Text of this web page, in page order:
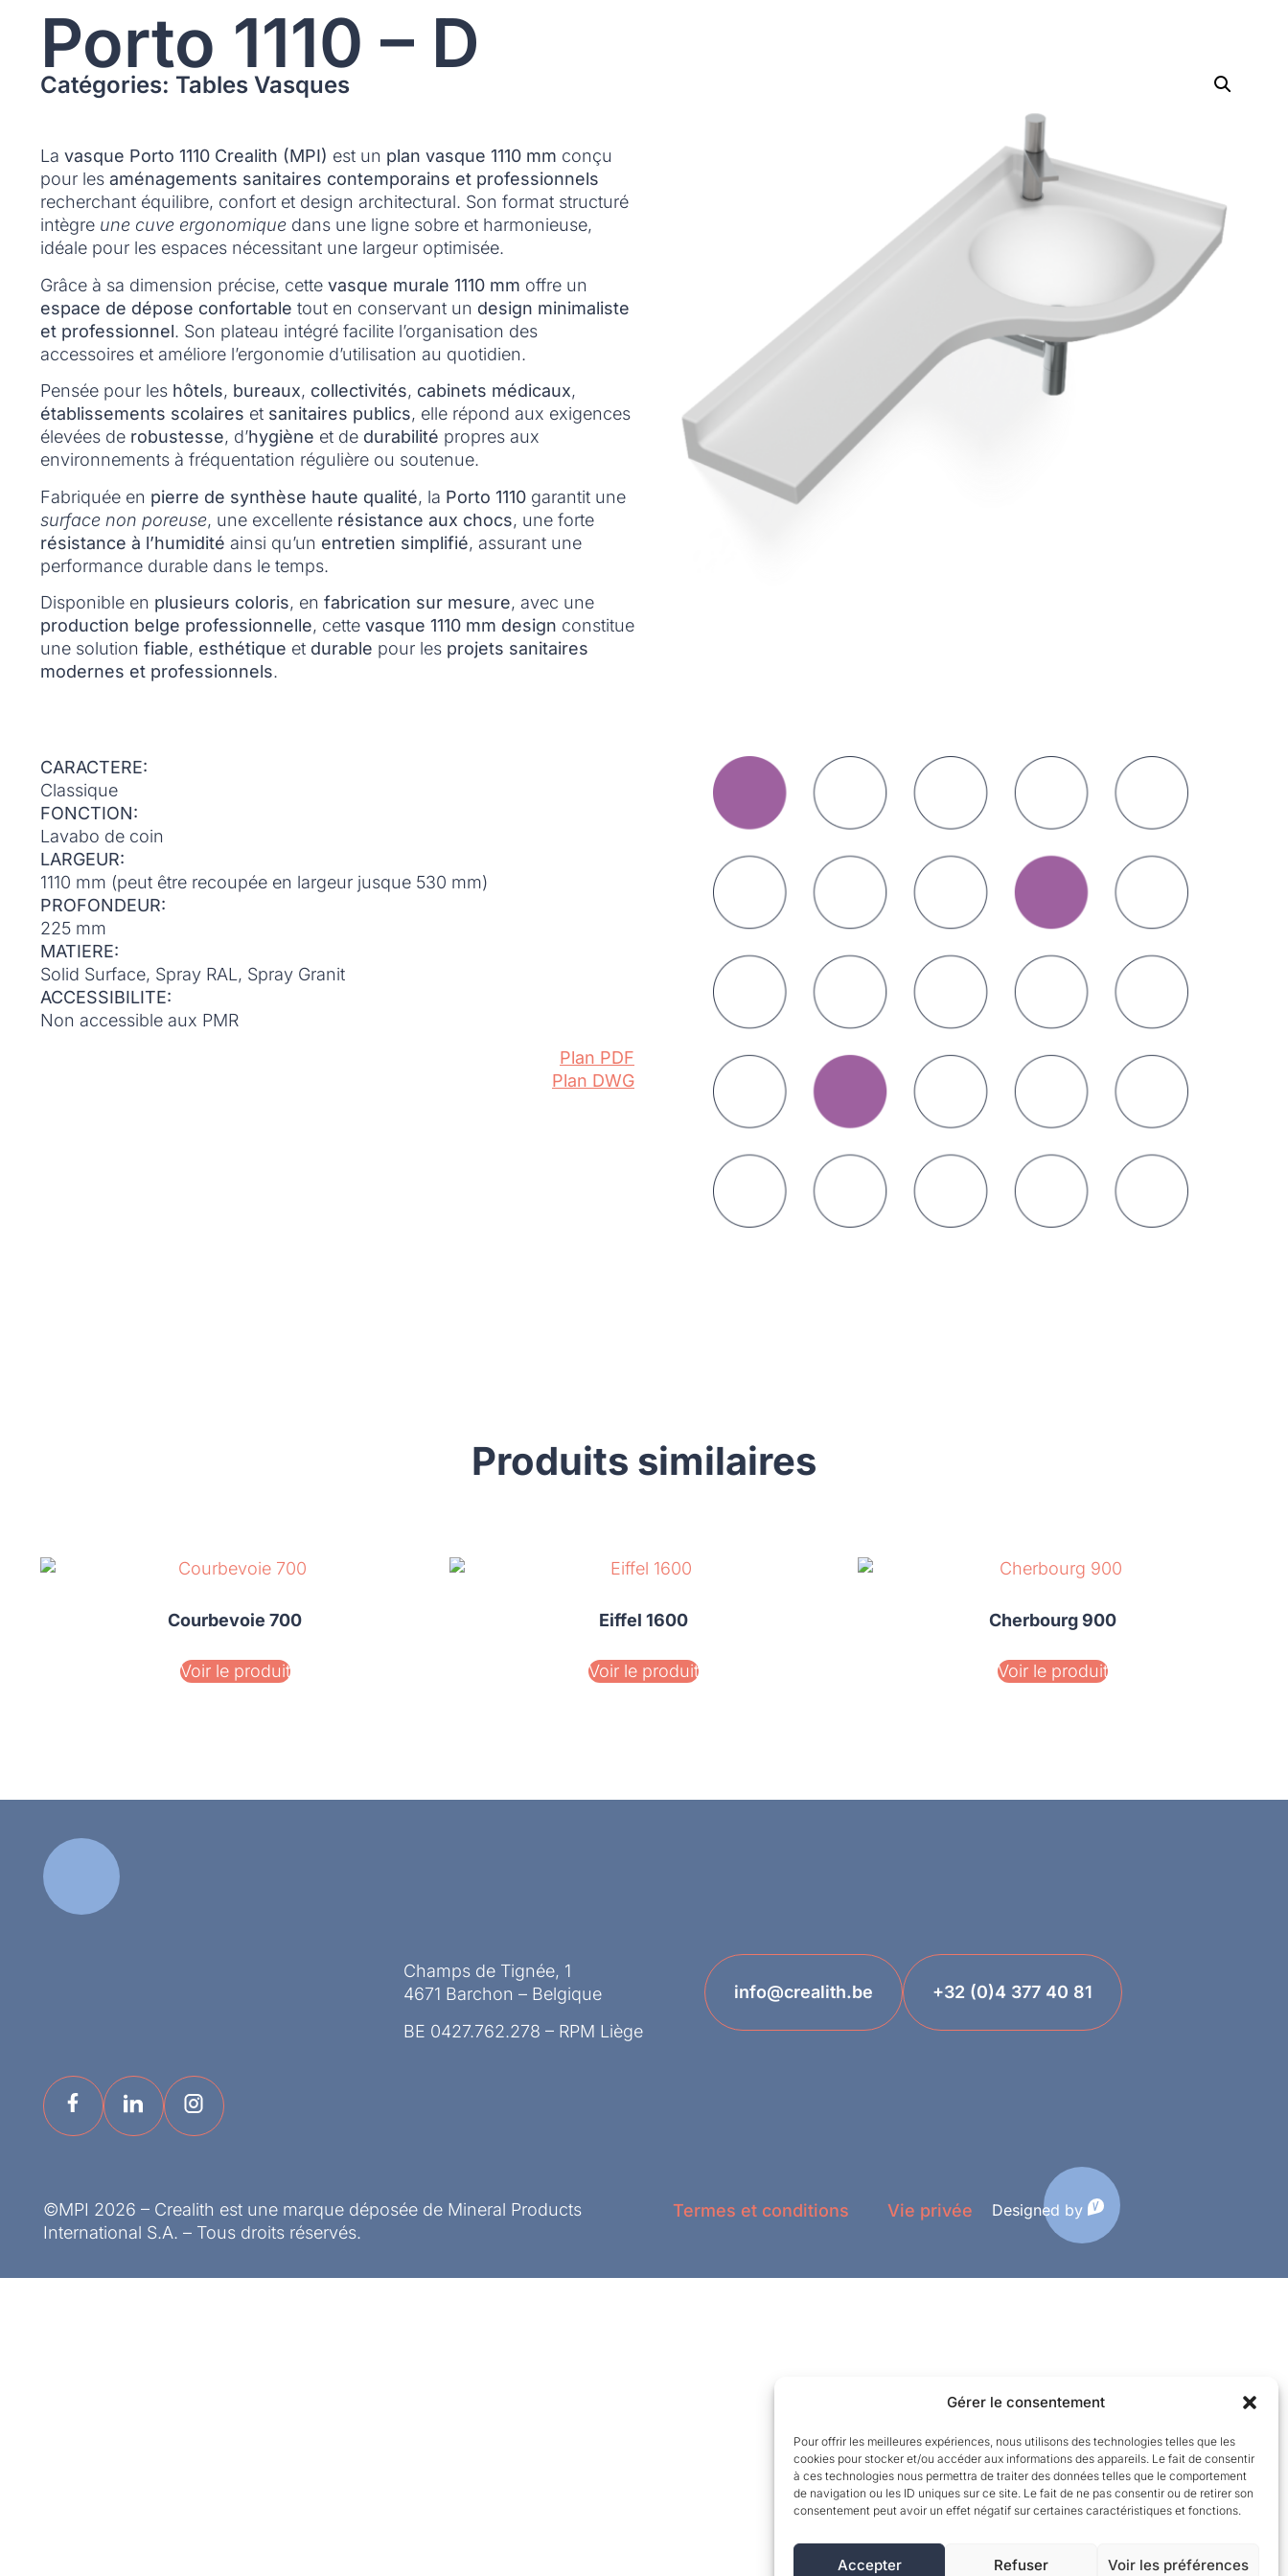
Gérer le consentement
Pour offrir les meilleures expériences, nous utilisons des technologies telles que les
cookies pour stocker et/ou accéder aux informations des appareils. Le fait de consentir
à ces technologies nous permettra de traiter des données telles que le comportement
de navigation ou les ID uniques sur ce site. Le fait de ne pas consentir ou de retirer son
consentement peut avoir un effet négatif sur certaines caractéristiques et fonctions.
Accepter Refuser Voir les préférences
Porto 1110 – D
Catégories: Tables Vasques
La vasque Porto 1110 Crealith (MPI) est un plan vasque 1110 mm conçu
pour les aménagements sanitaires contemporains et professionnels
recherchant équilibre, confort et design architectural. Son format structuré
intègre une cuve ergonomique dans une ligne sobre et harmonieuse,
idéale pour les espaces nécessitant une largeur optimisée.
Grâce à sa dimension précise, cette vasque murale 1110 mm offre un
espace de dépose confortable tout en conservant un design minimaliste
et professionnel. Son plateau intégré facilite l’organisation des
accessoires et améliore l’ergonomie d’utilisation au quotidien.
Pensée pour les hôtels, bureaux, collectivités, cabinets médicaux,
établissements scolaires et sanitaires publics, elle répond aux exigences
élevées de robustesse, d’hygiène et de durabilité propres aux
environnements à fréquentation régulière ou soutenue.
Fabriquée en pierre de synthèse haute qualité, la Porto 1110 garantit une
surface non poreuse, une excellente résistance aux chocs, une forte
résistance à l’humidité ainsi qu’un entretien simplifié, assurant une
performance durable dans le temps.
Disponible en plusieurs coloris, en fabrication sur mesure, avec une
production belge professionnelle, cette vasque 1110 mm design constitue
une solution fiable, esthétique et durable pour les projets sanitaires
modernes et professionnels.
CARACTERE:
Classique
FONCTION:
Lavabo de coin
LARGEUR:
1110 mm (peut être recoupée en largeur jusque 530 mm)
PROFONDEUR:
225 mm
MATIERE:
Solid Surface, Spray RAL, Spray Granit
ACCESSIBILITE:
Non accessible aux PMR
Plan PDF
Plan DWG
Produits similaires
Courbevoie 700
Voir le produit
Eiffel 1600
Voir le produit
Cherbourg 900
Voir le produit
Champs de Tignée, 1
4671 Barchon – Belgique
BE 0427.762.278 – RPM Liège
info@crealith.be +32 (0)4 377 40 81
©MPI 2026 – Crealith est une marque déposée de Mineral Products
International S.A. – Tous droits réservés.
Termes et conditions Vie privée Designed by